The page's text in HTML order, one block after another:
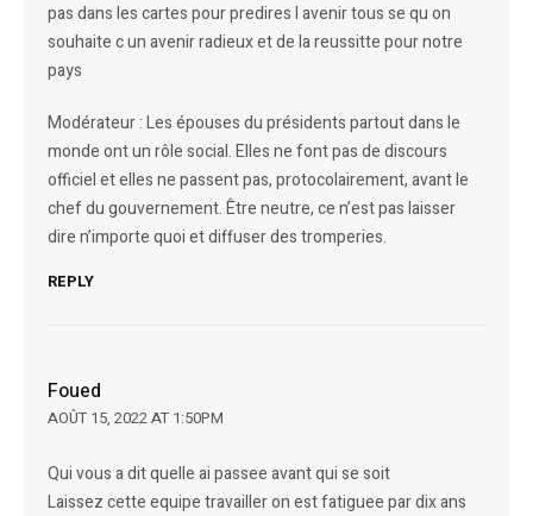
pas dans les cartes pour predires l avenir tous se qu on
souhaite c un avenir radieux et de la reussitte pour notre
pays
Modérateur : Les épouses du présidents partout dans le
monde ont un rôle social. Elles ne font pas de discours
officiel et elles ne passent pas, protocolairement, avant le
chef du gouvernement. Être neutre, ce n’est pas laisser
dire n’importe quoi et diffuser des tromperies.
REPLY
Foued
AOÛT 15, 2022 AT 1:50PM
Qui vous a dit quelle ai passee avant qui se soit
Laissez cette equipe travailler on est fatiguee par dix ans